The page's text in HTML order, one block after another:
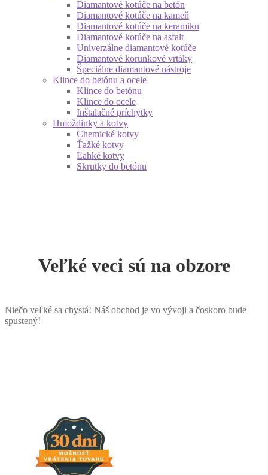
Diamantové kotúče na betón
Diamantové kotúče na kameň
Diamantové kotúče na keramiku
Diamantové kotúče na asfalt
Univerzálne diamantové kotúče
Diamantové korunkové vrtáky
Špeciálne diamantové nástroje
Klince do betónu a ocele
Klince do betónu
Klince do ocele
Inštalačné príchytky
Hmoždinky a kotvy
Chemické kotvy
Ťažké kotvy
Ľahké kotvy
Skrutky do betónu
Veľké veci sú na obzore
Niečo veľké sa chystá! Náš obchod je vo vývoji a čoskoro bude
spustený!